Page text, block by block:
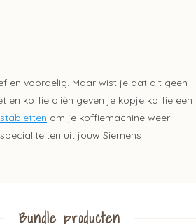
en voordelig. Maar wist je dat dit geen
en koffie oliën geven je kopje koffie een
om je koffiemachine weer
uit jouw Siemens
Bundle producten